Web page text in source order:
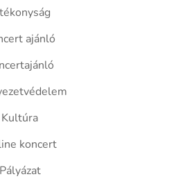
ajánló
Kultúra
koncert
Pályázat